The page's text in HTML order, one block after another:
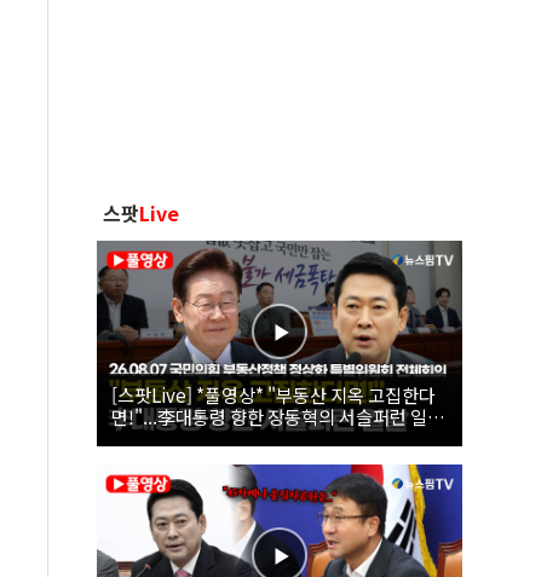
스팟Live
[스팟Live] *풀영상* "부동산 지옥 고집한다
면!"...李대통령 향한 장동혁의 서슬퍼런 일갈
| 26.08.07 국민의힘 부동산정책 정상화 특별
위원회 전체회의